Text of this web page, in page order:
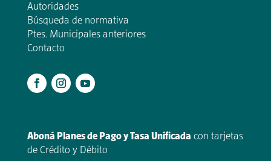
Autoridades
Búsqueda de normativa
Ptes. Municipales anteriores
Contacto
Aboná Planes de Pago y Tasa Unificada con tarjetas
de Crédito y Débito